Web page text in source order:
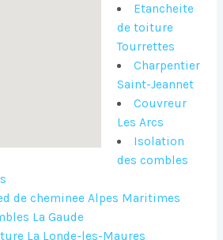
Etancheite
de toiture
Tourrettes
Charpentier
Saint-Jeannet
Couvreur
Les Arcs
Isolation
des combles
de cheminee Alpes Maritimes
La Gaude
La Londe-les-Maures